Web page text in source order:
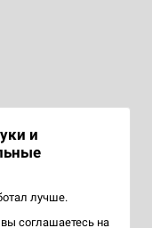
и
лучше.
соглашаетесь на